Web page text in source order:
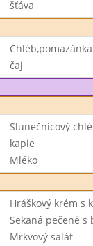
šťáva
čaj
Slunečnicový
kapie
Mléko
Hráškový krém s
Sekaná pečeně
Mrkvový salát